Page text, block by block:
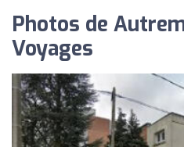
Photos de
Voyages